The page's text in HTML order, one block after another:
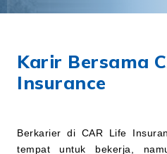
Karir Bersama
Insurance
Berkarier di CAR Life
tempat untuk bekerja,